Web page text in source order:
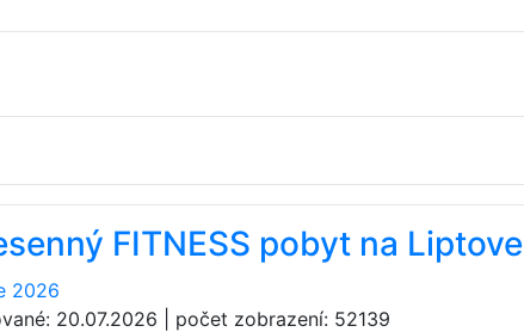
FITNESS pobyt na Liptove
20.07.2026 | počet zobrazení: 52139